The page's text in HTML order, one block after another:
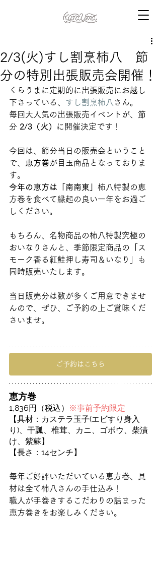
2/3(火)すし割烹柿八 節
分の特別出張販売会開催！
くらうまに定期的に出張販売にお越し
下さっている、
すし割烹柿八 さん。
毎回大人気の出張販売イベントが、節
分 2/3（火） に開催決定です！
今回は、節分当日の販売会ということ
で、 恵方巻が目玉商品となっておりま
す。
今年の恵方は「南南東」 柿八特製の恵
方巻を食べて縁起の良い一年をお過ご
しください。
もちろん、名物商品の柿八特製究極の
おいなりさんと、季節限定商品の「ス
モーク香る紅鮭押し寿司＆いなり」も
同時販売いたします。
当日販売分は数が多くご用意できませ
んので、ぜひ、ご予約の上ご賞味くだ
さいませ。
ご予約はこちら
恵方巻
1,836円（税込）
※事前予約限定
【具材：カステラ玉子(エビすり身入
り)、干瓢、椎茸、カニ、ゴボウ、柴漬
け、紫蘇】
【長さ：14センチ】
毎年ご好評いただいている恵方巻、具
材は全て柿八さんの手仕込み！
職人が手巻きするこだわりの詰まった
恵方巻きをお楽しみください。